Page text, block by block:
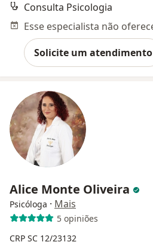
Consulta Psicologia
Solicite um atendimento
Alice Monte Oliveira
Psicóloga · Mais
5 opiniões
CRP SC 12/23132